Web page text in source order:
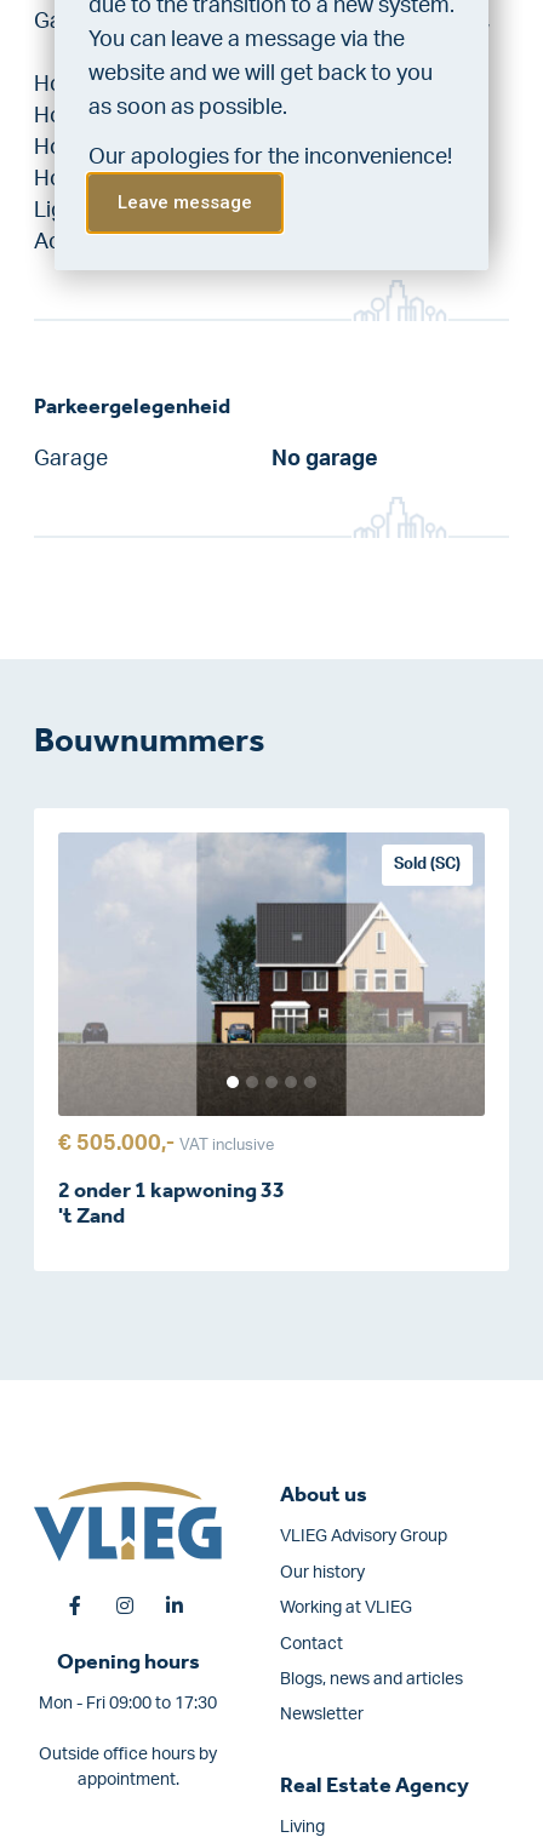
Garden types
Achtertuin, Voortuin,
Side garden
Hoofdtuin
Achtertuin
Hoofdtuinbreedte
900 cm
Hoofdtuinlengte
1525 cm
Hoofdtuinoppervlakte
135 m
Ligging hoofdtuin
Achterom
Parkeergelegenheid
Garage No garage
Bouwnummers
Sold (SC)
€ 505.000,- VAT inclusive
2 onder 1 kapwoning 33
't Zand
Opening hours
Mon - Fri 09:00 to 17:30
Outside office hours by
appointment.
About us
VLIEG Advisory Group
Our history
Working at VLIEG
Contact
Blogs, news and articles
Newsletter
Real Estate Agency
Living
Do the financing check and get
“priority” allocation. As an exclusive
service, VLIEG Mortgages offers
Do the check!
due to the transition to a new system.
You can leave a message via the
website and we will get back to you
as soon as possible.
Our apologies for the inconvenience!
Leave message